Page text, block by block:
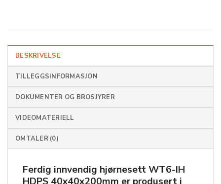
BESKRIVELSE
TILLEGGSINFORMASJON
DOKUMENTER OG BROSJYRER
VIDEOMATERIELL
OMTALER (0)
Ferdig innvendig hjørnesettWT6-IH